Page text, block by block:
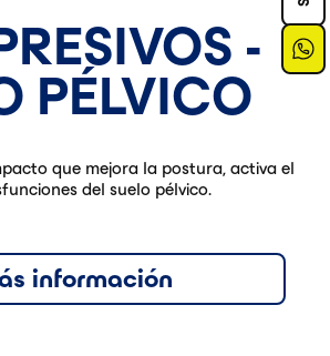
-
PÉLVICO
que mejora la postura, activa el
del suelo pélvico.
información